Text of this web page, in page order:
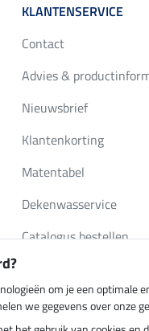
KLANTENSERVICE
Contact
Advies &
Nieuwsbrief
Klantenkorting
Matentabel
Dekenwasservice
Catalogus bestellen
Verzending per
om je een
we gegevens over onze